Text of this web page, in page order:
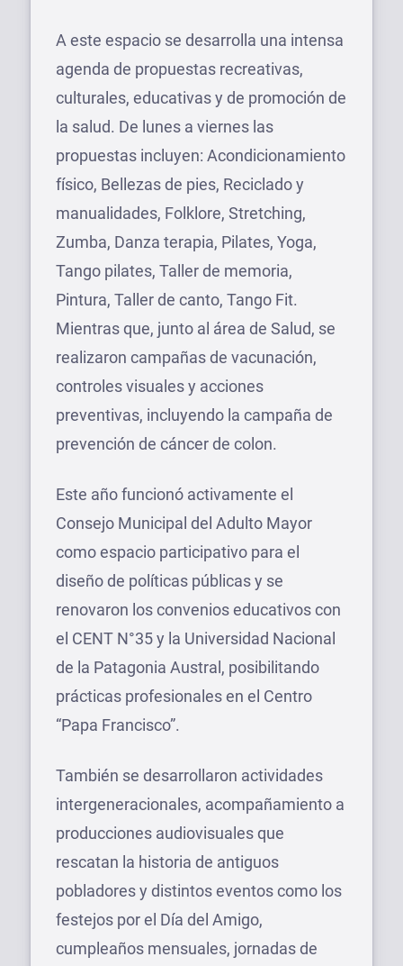
A este espacio se desarrolla una intensa
agenda de propuestas recreativas,
culturales, educativas y de promoción de
la salud. De lunes a viernes las
propuestas incluyen: Acondicionamiento
físico, Bellezas de pies, Reciclado y
manualidades, Folklore, Stretching,
Zumba, Danza terapia, Pilates, Yoga,
Tango pilates, Taller de memoria,
Pintura, Taller de canto, Tango Fit.
Mientras que, junto al área de Salud, se
realizaron campañas de vacunación,
controles visuales y acciones
preventivas, incluyendo la campaña de
prevención de cáncer de colon.
Este año funcionó activamente el
Consejo Municipal del Adulto Mayor
como espacio participativo para el
diseño de políticas públicas y se
renovaron los convenios educativos con
el CENT N°35 y la Universidad Nacional
de la Patagonia Austral, posibilitando
prácticas profesionales en el Centro
“Papa Francisco”.
También se desarrollaron actividades
intergeneracionales, acompañamiento a
producciones audiovisuales que
rescatan la historia de antiguos
pobladores y distintos eventos como los
festejos por el Día del Amigo,
cumpleaños mensuales, jornadas de